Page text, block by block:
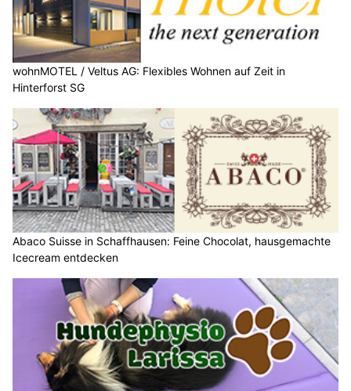
wohnMOTEL / Veltus AG: Flexibles Wohnen auf Zeit in
Hinterforst SG
Abaco Suisse in Schaffhausen: Feine Chocolat, hausgemachte
Icecream entdecken